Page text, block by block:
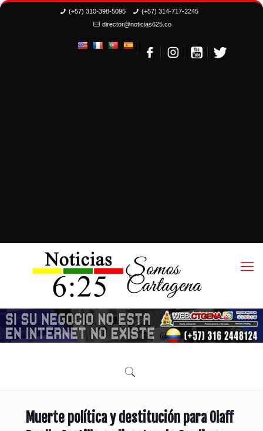
(+57) 310-398-5095
(+57) 314-717-2245
director@noticias625.co
Muerte política y destitución para Olaff